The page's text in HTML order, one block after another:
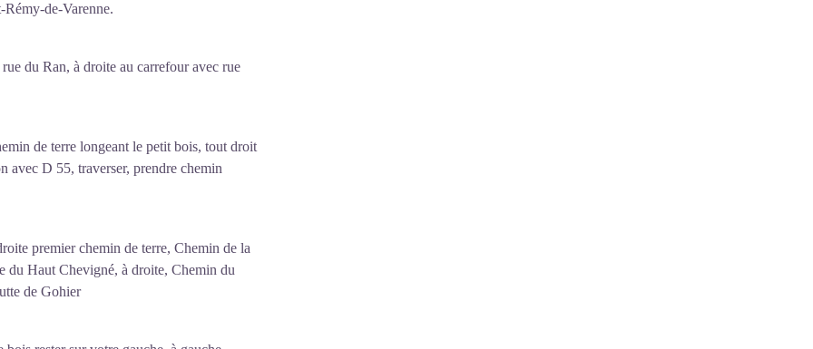
Rémy-de-Varenne.
du Ran, à droite au carrefour avec rue
de terre longeant le petit bois, tout droit
avec D 55, traverser, prendre chemin
premier chemin de terre, Chemin de la
du Haut Chevigné, à droite, Chemin du
de Gohier